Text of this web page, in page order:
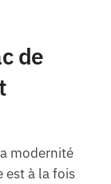
de
modernité
est à la fois